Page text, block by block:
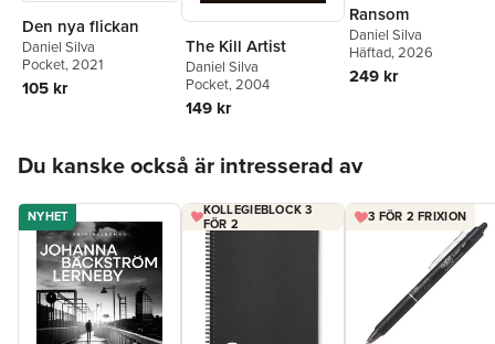
Den nya flickan
Daniel Silva
Pocket, 2021
105 kr
The Kill Artist
Daniel Silva
Pocket, 2004
149 kr
Ransom
Daniel Silva
Häftad, 2026
249 kr
Du kanske också är intresserad av
NYHET
KOLLEGIEBLOCK 3
FÖR 2
3 FÖR 2 FRIXION